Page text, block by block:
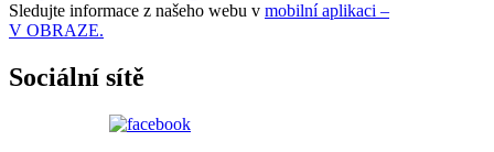
Sledujte informace z našeho webu v mobilní aplikaci –
V OBRAZE.
Sociální sítě